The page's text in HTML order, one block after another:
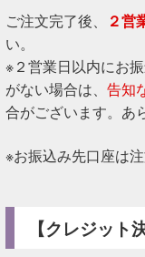
ご注文完了後、 ２営
い。
※２営業日以内にお
がない場合は、 告知
合がございます。あ
※お振込み先口座は
【クレジット